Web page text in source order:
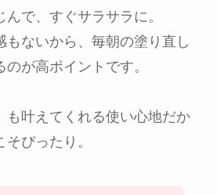
で、すぐサラサラに。
もないから、毎朝の塗り直し
が高ポイントです。
も叶えてくれる使い心地だか
ぴったり。